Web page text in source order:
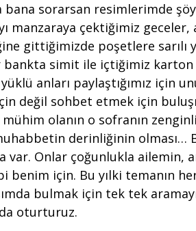
bana sorarsan resimlerimde
manzaraya çektiğimiz geceler,
gittiğimizde poşetlere sarılı
bankta simit ile içtiğimiz
anları paylaştığımız için
değil sohbet etmek için
olanın o sofranın
derinliğinin olması…
var. Onlar çoğunlukla ailemin,
için. Bu yılki temanın her
bulmak için tek tek
oturturuz.